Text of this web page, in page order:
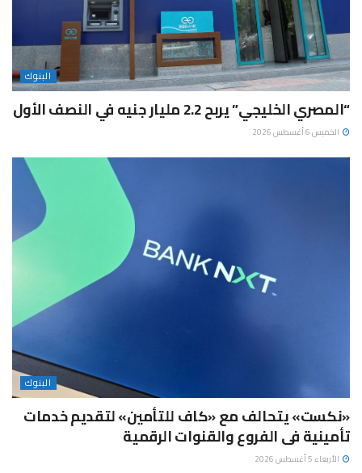
البنوك
“المصري الخليجي” يربح 2.2 مليار جنيه في النصف الأول
الخميس 6 أغسطس 2026
البنوك
«نكست» يتحالف مع «كاف للتأمين» لتقديم خدمات
تأمينية فى الفروع والقنوات الرقمية
الأربعاء 5 أغسطس 2026